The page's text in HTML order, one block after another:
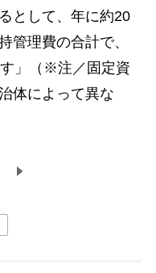
として、年に約20
管理費の合計で、
」（※注／固定資
体によって異な